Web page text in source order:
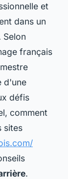
et
dans un
Selon
français
d'une
défis
comment
sites
.